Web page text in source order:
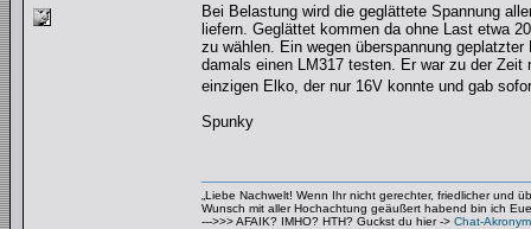
Bei Belastung wird die geglättete Spannung
liefern. Geglättet kommen da ohne Last etwa
zu wählen. Ein wegen überspannung
damals einen LM317 testen. Er war zu der
einzigen Elko, der nur 16V konnte und gab
Spunky
„Liebe Nachwelt! Wenn Ihr nicht gerechter, friedlicher und
Wunsch mit aller Hochachtung geäußert habend bin ich
--->>> AFAIK? IMHO? HTH? Guckst du hier -> Chat-